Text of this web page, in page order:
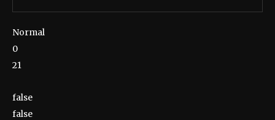
Normal
0
21
false
false